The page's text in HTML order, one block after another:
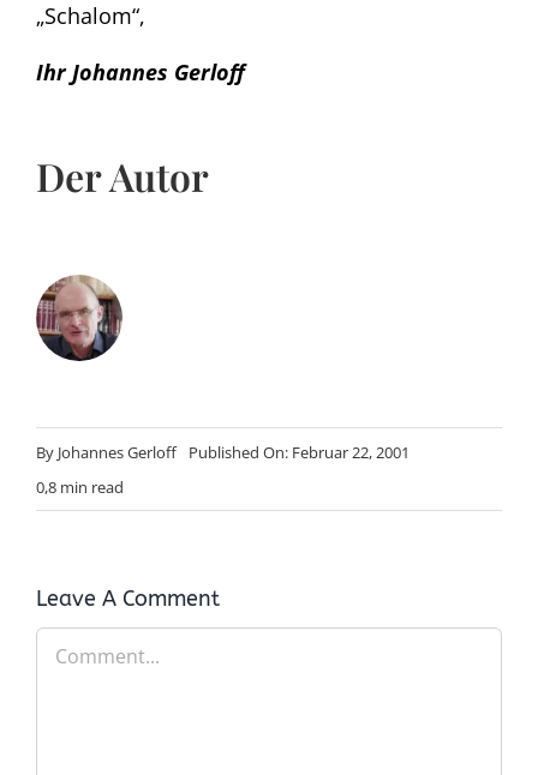
„Schalom“,
Ihr Johannes Gerloff
Der Autor
By Johannes Gerloff
Published On: Februar 22, 2001
0,8 min read
Leave A Comment
Comment